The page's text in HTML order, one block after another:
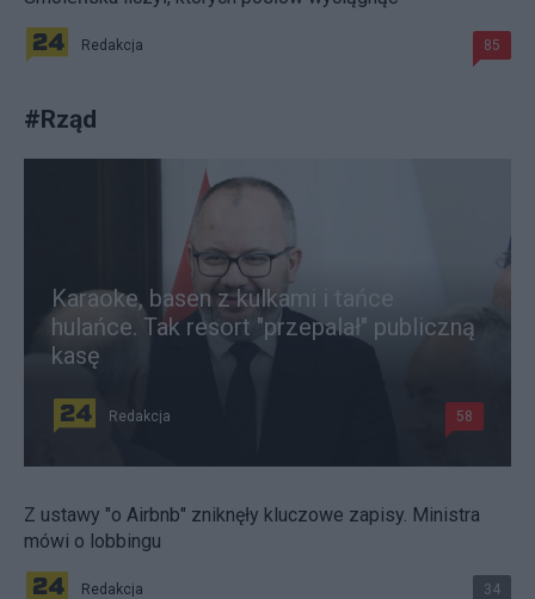
Redakcja 85
#Rząd
Karaoke, basen z kulkami i tańce
hulańce. Tak resort "przepalał" publiczną
kasę
Redakcja 58
Z ustawy "o Airbnb" zniknęły kluczowe zapisy. Ministra
mówi o lobbingu
Redakcja 34